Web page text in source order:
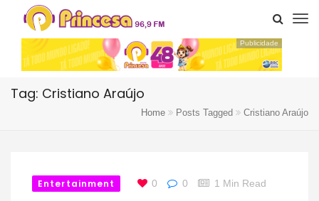
Publicidade
Tag: Cristiano Araújo
Home Posts Tagged Cristiano Araújo
Entertainment 0 0 1 Min Read